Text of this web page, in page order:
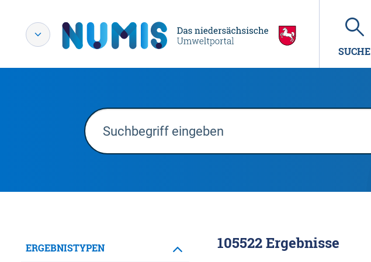
SUCHE
ERGEBNISTYPEN 105522Ergebnisse